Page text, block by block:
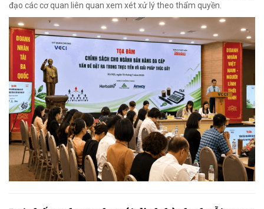
đạo các cơ quan liên quan xem xét xử lý theo thẩm quyền.